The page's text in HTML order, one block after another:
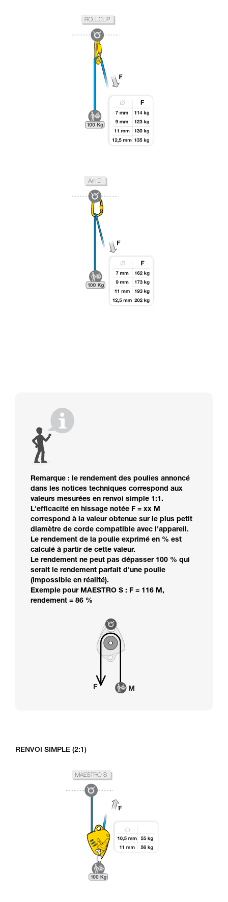
Remarque : le rendement des poulies annoncé
dans les notices techniques correspond aux
valeurs mesurées en renvoi simple 1:1.
L'efficacité en hissage notée F = xx M
correspond à la valeur obtenue sur le plus petit
diamètre de corde compatible avec l'appareil.
Le rendement de la poulie exprimé en % est
calculé à partir de cette valeur.
Le rendement ne peut pas dépasser 100 % qui
serait le rendement parfait d'une poulie
(impossible en réalité).
Exemple pour MAESTRO S : F = 116 M,
rendement = 86 %
RENVOI SIMPLE (2:1)